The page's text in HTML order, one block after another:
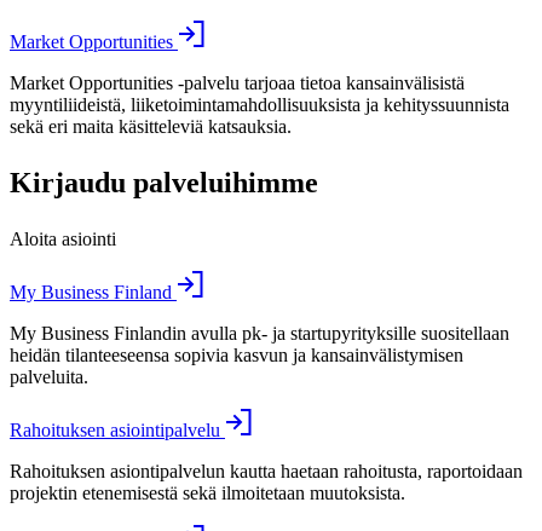
Market Opportunities
Market Opportunities -palvelu tarjoaa tietoa kansainvälisistä
myyntiliideistä, liiketoimintamahdollisuuksista ja kehityssuunnista
sekä eri maita käsitteleviä katsauksia.
Kirjaudu palveluihimme
Aloita asiointi
My Business Finland
My Business Finlandin avulla pk- ja startupyrityksille suositellaan
heidän tilanteeseensa sopivia kasvun ja kansainvälistymisen
palveluita.
Rahoituksen asiointipalvelu
Rahoituksen asiontipalvelun kautta haetaan rahoitusta, raportoidaan
projektin etenemisestä sekä ilmoitetaan muutoksista.